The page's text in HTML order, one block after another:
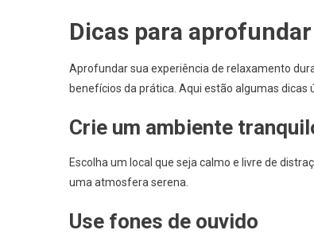
Dicas para
Aprofundar sua experiência de relaxamento
benefícios da prática. Aqui estão algumas dicas
Crie um ambiente
Escolha um local que seja calmo e livre de
uma atmosfera serena.
Use fones de ouvido